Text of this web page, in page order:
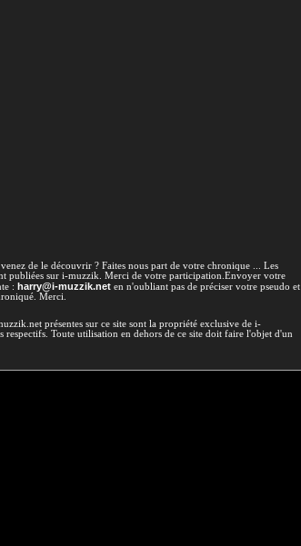
de le découvrir ? Faites nous part de votre chronique ... Les
publiées sur i-muzzik. Merci de votre participation.Envoyer votre
: harry@i-muzzik.neten n'oubliant pas de préciser votre pseudo et
Merci.
présentes sur ce site sont la propriété exclusive de i-
respectifs. Toute utilisation en dehors de ce site doit faire l'objet d'un